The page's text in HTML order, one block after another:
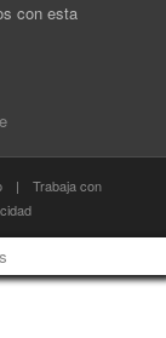
con esta
|
Trabaja con